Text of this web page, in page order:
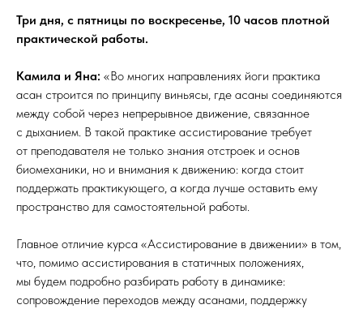
Три дня, с пятницы по воскресенье, 10 часов плотной
практической работы.
Камила и Яна: «Во многих направлениях йоги практика
асан строится по принципу виньясы, где асаны соединяются
между собой через непрерывное движение, связанное
с дыханием. В такой практике ассистирование требует
от преподавателя не только знания отстроек и основ
биомеханики, но и внимания к движению: когда стоит
поддержать практикующего, а когда лучше оставить ему
пространство для самостоятельной работы.
Главное отличие курса «Ассистирование в движении» в том,
что, помимо ассистирования в статичных положениях,
мы будем подробно разбирать работу в динамике:
сопровождение переходов между асанами, поддержку